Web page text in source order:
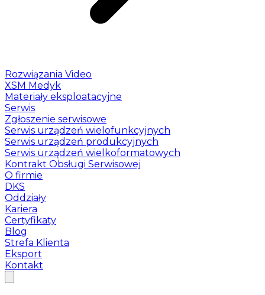
Rozwiązania Video
XSM Medyk
Materiały eksploatacyjne
Serwis
Zgłoszenie serwisowe
Serwis urządzeń wielofunkcyjnych
Serwis urządzeń produkcyjnych
Serwis urządzeń wielkoformatowych
Kontrakt Obsługi Serwisowej
O firmie
DKS
Oddziały
Kariera
Certyfikaty
Blog
Strefa Klienta
Eksport
Kontakt